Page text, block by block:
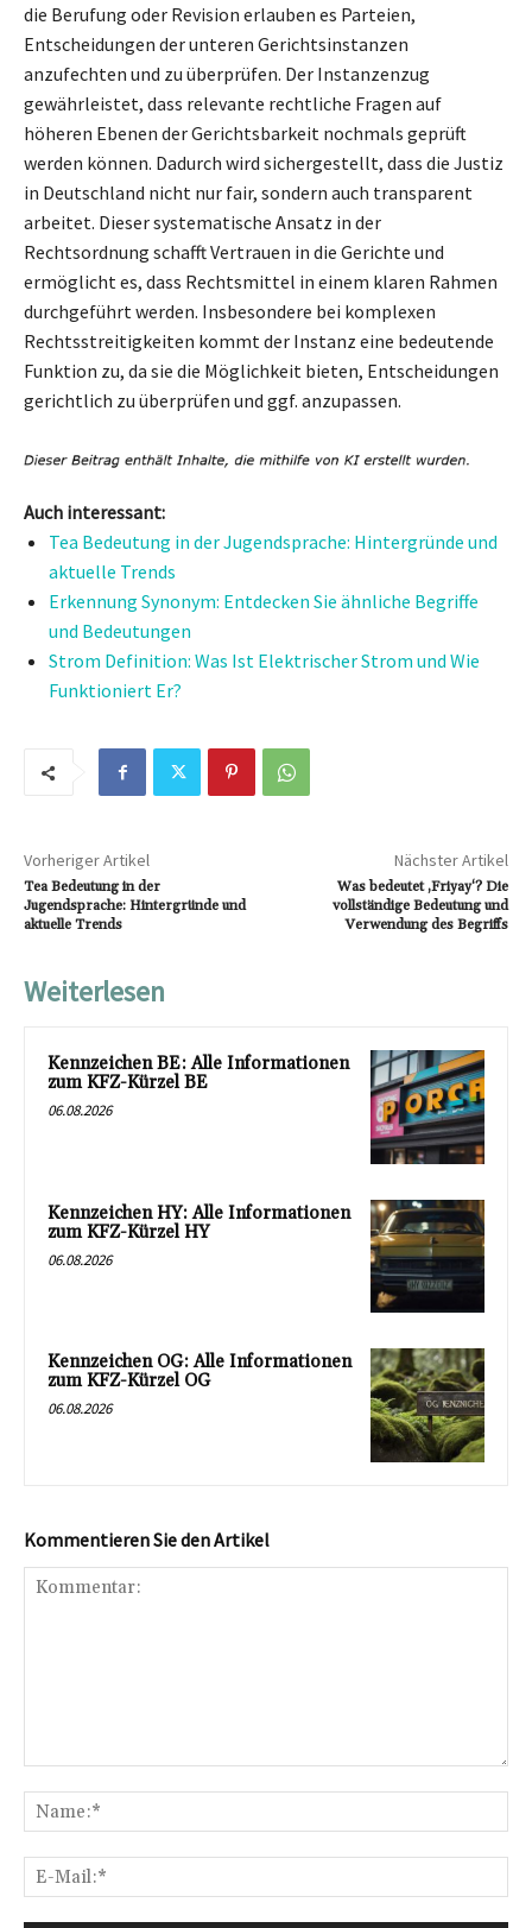
die Berufung oder Revision erlauben es Parteien,
Entscheidungen der unteren Gerichtsinstanzen
anzufechten und zu überprüfen. Der Instanzenzug
gewährleistet, dass relevante rechtliche Fragen auf
höheren Ebenen der Gerichtsbarkeit nochmals geprüft
werden können. Dadurch wird sichergestellt, dass die Justiz
in Deutschland nicht nur fair, sondern auch transparent
arbeitet. Dieser systematische Ansatz in der
Rechtsordnung schafft Vertrauen in die Gerichte und
ermöglicht es, dass Rechtsmittel in einem klaren Rahmen
durchgeführt werden. Insbesondere bei komplexen
Rechtsstreitigkeiten kommt der Instanz eine bedeutende
Funktion zu, da sie die Möglichkeit bieten, Entscheidungen
gerichtlich zu überprüfen und ggf. anzupassen.
Auch interessant:
Tea Bedeutung in der Jugendsprache: Hintergründe und
aktuelle Trends
Erkennung Synonym: Entdecken Sie ähnliche Begriffe
und Bedeutungen
Strom Definition: Was Ist Elektrischer Strom und Wie
Funktioniert Er?
Vorheriger Artikel
Tea Bedeutung in der
Jugendsprache: Hintergründe und
aktuelle Trends
Nächster Artikel
Was bedeutet ‚Friyay‘? Die
vollständige Bedeutung und
Verwendung des Begriffs
Weiterlesen
Kennzeichen BE: Alle Informationen
zum KFZ-Kürzel BE
06.08.2026
Kennzeichen HY: Alle Informationen
zum KFZ-Kürzel HY
06.08.2026
Kennzeichen OG: Alle Informationen
zum KFZ-Kürzel OG
06.08.2026
Kommentieren Sie den Artikel